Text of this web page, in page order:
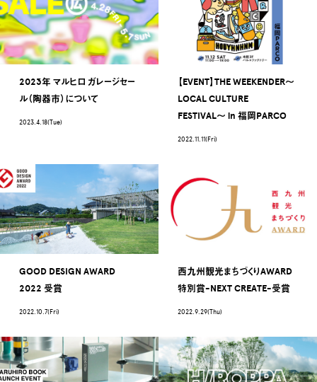
2023年 マルヒロ ガレージセー
ル（陶器市）について
2023.4.18(Tue)
【EVENT】THE WEEKENDER〜
LOCAL CULTURE
FESTIVAL〜 in 福岡PARCO
2022.11.11(Fri)
GOOD DESIGN AWARD
2022 受賞
2022.10.7(Fri)
西九州観光まちづくりAWARD
特別賞-NEXT CREATE-受賞
2022.9.29(Thu)